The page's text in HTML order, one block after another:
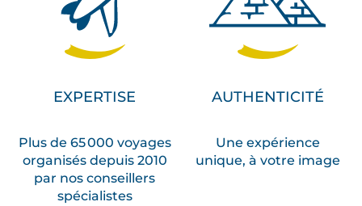
EXPERTISE
Plus de 65 000 voyages
organisés depuis 2010
par nos conseillers
spécialistes
AUTHENTICITÉ
Une expérience
unique, à votre image